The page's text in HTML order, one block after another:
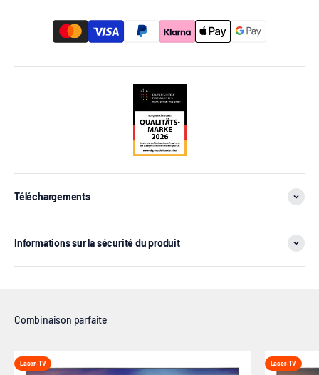
Téléchargements
Informations sur la sécurité du produit
Laser-TV Laser-TV